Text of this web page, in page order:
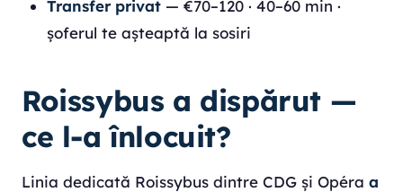
Transfer privat — €70–120 · 40–60 min ·
șoferul te așteaptă la sosiri
Roissybus a dispărut —
ce l-a înlocuit?
Linia dedicată Roissybus dintre CDG și Opéra a